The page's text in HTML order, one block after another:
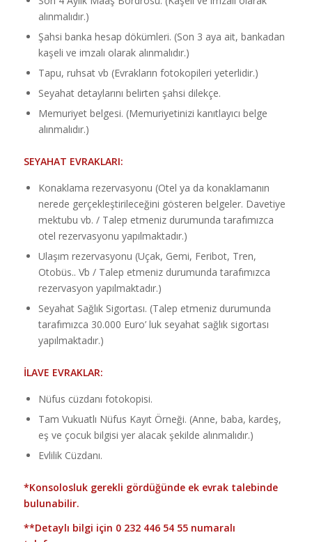
alınmalıdır.)
Şahsi banka hesap dökümleri. (Son 3 aya ait, bankadan
kaşeli ve imzalı olarak alınmalıdır.)
Tapu, ruhsat vb (Evrakların fotokopileri yeterlidir.)
Seyahat detaylarını belirten şahsi dilekçe.
Memuriyet belgesi. (Memuriyetinizi kanıtlayıcı belge
alınmalıdır.)
SEYAHAT EVRAKLARI:
Konaklama rezervasyonu (Otel ya da konaklamanın
nerede gerçekleştirileceğini gösteren belgeler. Davetiye
mektubu vb. / Talep etmeniz durumunda tarafımızca
otel rezervasyonu yapılmaktadır.)
Ulaşım rezervasyonu (Uçak, Gemi, Feribot, Tren,
Otobüs.. Vb / Talep etmeniz durumunda tarafımızca
rezervasyon yapılmaktadır.)
Seyahat Sağlık Sigortası. (Talep etmeniz durumunda
tarafımızca 30.000 Euro’ luk seyahat sağlık sigortası
yapılmaktadır.)
İLAVE EVRAKLAR:
Nüfus cüzdanı fotokopisi.
Tam Vukuatlı Nüfus Kayıt Örneği. (Anne, baba, kardeş,
eş ve çocuk bilgisi yer alacak şekilde alınmalıdır.)
Evlilik Cüzdanı.
*Konsolosluk gerekli gördüğünde ek evrak talebinde
bulunabilir.
**Detaylı bilgi için 0 232 446 54 55numaralı